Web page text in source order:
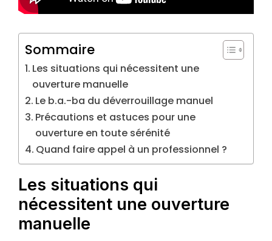
Sommaire
Les situations qui nécessitent une
ouverture manuelle
Le b.a.-ba du déverrouillage manuel
Précautions et astuces pour une
ouverture en toute sérénité
Quand faire appel à un professionnel ?
Les situations qui
nécessitent une ouverture
manuelle